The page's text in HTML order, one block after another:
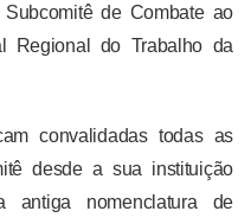
de Combate ao
Regional do Trabalho da
convalidadas todas as
desde a sua instituição
antiga nomenclatura de